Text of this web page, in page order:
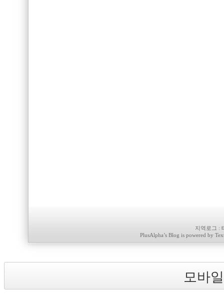
지역로그 :
PlusAlpha’s Blog is powered by
모바